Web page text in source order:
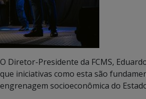
O Diretor-Presidente da FCMS,
que iniciativas como esta são
engrenagem socioeconômica do